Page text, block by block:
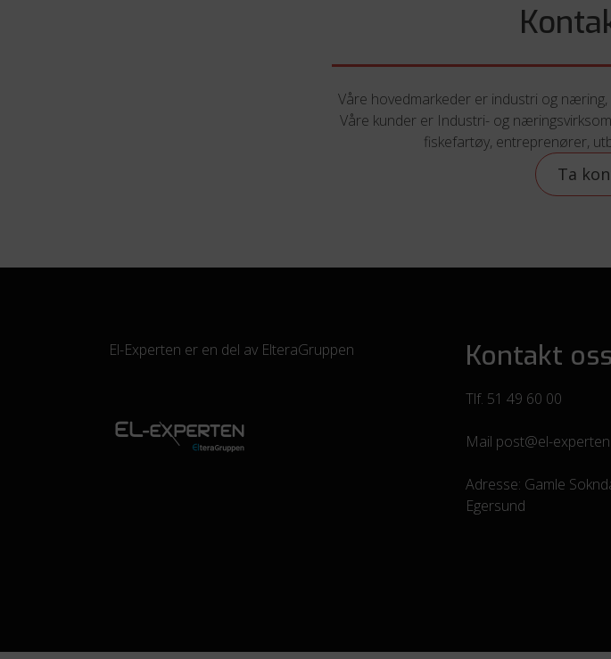
Våre hovedmarkeder er industri og
Våre kunder er Industri- og
fiskefartøy, entreprenører,
Ta
El-Experten er en del av ElteraGruppen Kontakt oss
Tlf. 51 49 60 00
Mail post@el-
Adresse: Gamle
Egersund